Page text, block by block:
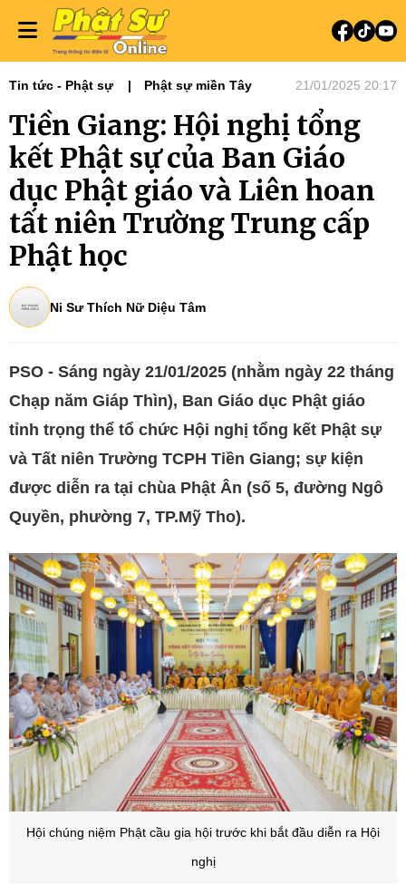
Tin tức - Phật sự Phật sự miền Tây 21/01/2025 20:17
Tiền Giang: Hội nghị tổng
kết Phật sự của Ban Giáo
dục Phật giáo và Liên hoan
tất niên Trường Trung cấp
Phật học
Ni Sư Thích Nữ Diệu Tâm
PSO - Sáng ngày 21/01/2025 (nhằm ngày 22 tháng
Chạp năm Giáp Thìn), Ban Giáo dục Phật giáo
tỉnh trọng thể tổ chức Hội nghị tổng kết Phật sự
và Tất niên Trường TCPH Tiền Giang; sự kiện
được diễn ra tại chùa Phật Ân (số 5, đường Ngô
Quyền, phường 7, TP.Mỹ Tho).
Hội chúng niệm Phật cầu gia hội trước khi bắt đầu diễn ra Hội
nghị